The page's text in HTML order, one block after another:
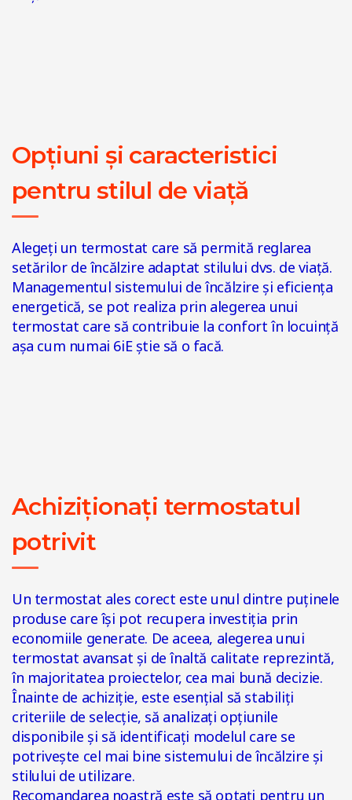
Opțiuni și caracteristici
pentru stilul de viață
Alegeți un termostat care să permită reglarea
setărilor de încălzire adaptat stilului dvs. de viață.
Managementul sistemului de încălzire și eficiența
energetică, se pot realiza prin alegerea unui
termostat care să contribuie la confort în locuință
așa cum numai 6iE știe să o facă.
Achiziționați termostatul
potrivit
Un termostat ales corect este unul dintre puținele
produse care își pot recupera investiția prin
economiile generate. De aceea, alegerea unui
termostat avansat și de înaltă calitate reprezintă,
în majoritatea proiectelor, cea mai bună decizie.
Înainte de achiziție, este esențial să stabiliți
criteriile de selecție, să analizați opțiunile
disponibile și să identificați modelul care se
potrivește cel mai bine sistemului de încălzire și
stilului de utilizare.
Recomandarea noastră este să optați pentru un